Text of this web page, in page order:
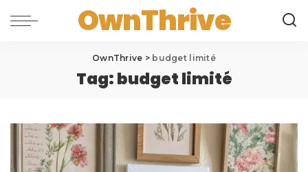
OwnThrive
OwnThrive > budget limité
Tag:budget limité